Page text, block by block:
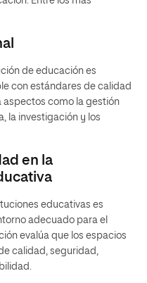
de educación es
con estándares de calidad
como la gestión
la investigación y los
en la
educativas es
adecuado para el
evalúa que los espacios
calidad, seguridad,